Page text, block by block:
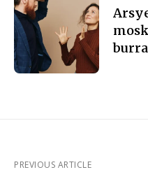
PREVIOUS ARTICLE